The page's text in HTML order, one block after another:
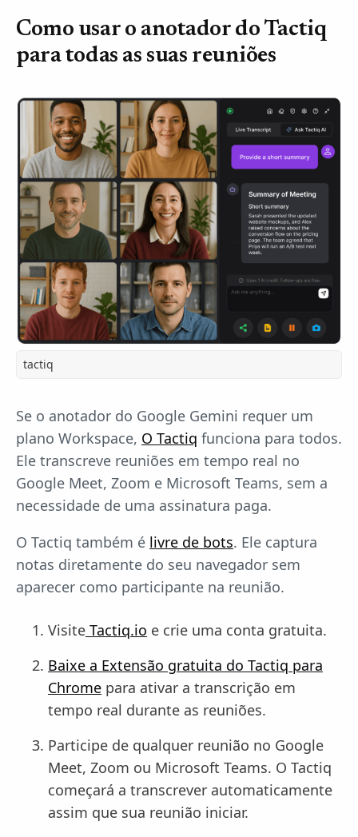
Como usar o anotador do Tactiq
para todas as suas reuniões
tactiq
Se o anotador do Google Gemini requer um
plano Workspace, O Tactiq funciona para todos.
Ele transcreve reuniões em tempo real no
Google Meet, Zoom e Microsoft Teams, sem a
necessidade de uma assinatura paga.
O Tactiq também é livre de bots. Ele captura
notas diretamente do seu navegador sem
aparecer como participante na reunião.
Visite Tactiq.io e crie uma conta gratuita.
Baixe a Extensão gratuita do Tactiq para
Chrome para ativar a transcrição em
tempo real durante as reuniões.
Participe de qualquer reunião no Google
Meet, Zoom ou Microsoft Teams. O Tactiq
começará a transcrever automaticamente
assim que sua reunião iniciar.